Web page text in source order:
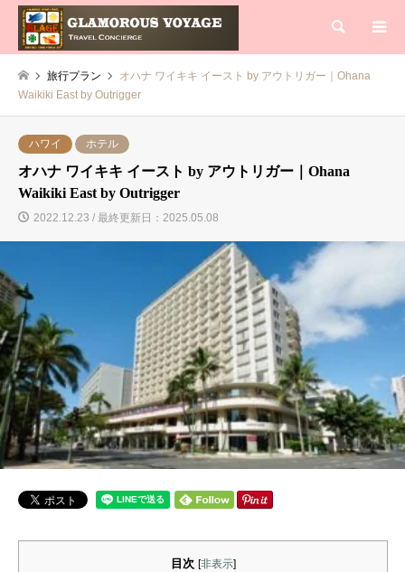
検索
旅行プラン
オハナ ワイキキ イースト by アウトリガー｜Ohana
Waikiki East by Outrigger
ハワイ ホテル
オハナ ワイキキ イースト by アウトリガー｜Ohana
Waikiki East by Outrigger
2022.12.23 / 最終更新日：2025.05.08
目次 [非表示]